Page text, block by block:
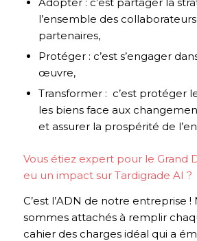
l’ensemble des
partenaires,
Protéger : c’est s’engager
œuvre,
Transformer : c’est protéger
les biens face aux
et assurer la prospérité de
Vous étiez expert pour le Grand
eu un impact sur Tardigrade AI ?
C’est l’ADN de notre entreprise !
sommes attachés à remplir
cahier des charges idéal qui a